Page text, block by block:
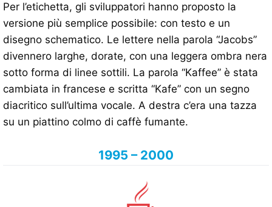
Per l’etichetta, gli sviluppatori hanno proposto la
versione più semplice possibile: con testo e un
disegno schematico. Le lettere nella parola “Jacobs”
divennero larghe, dorate, con una leggera ombra nera
sotto forma di linee sottili. La parola “Kaffee” è stata
cambiata in francese e scritta “Kafe” con un segno
diacritico sull’ultima vocale. A destra c’era una tazza
su un piattino colmo di caffè fumante.
1995 – 2000